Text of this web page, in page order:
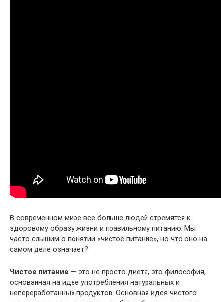
В современном мире все больше людей стремятся к
здоровому образу жизни и правильному питанию. Мы
часто слышим о понятии «чистое питание», но что оно на
самом деле означает?
Чистое питание — это не просто диета, это философия,
основанная на идее употребления натуральных и
непереработанных продуктов. Основная идея чистого